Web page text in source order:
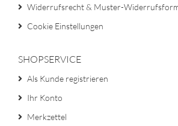
Widerrufsrecht & Muster-
Cookie Einstellungen
SHOPSERVICE
Als Kunde registrieren
Ihr Konto
Merkzettel